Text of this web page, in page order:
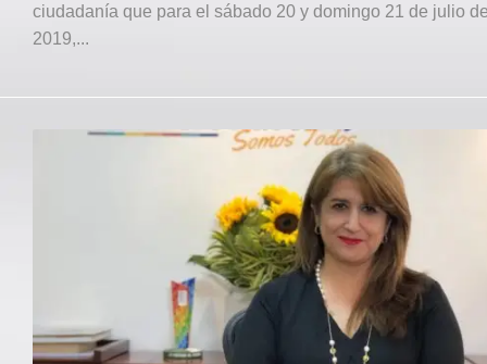
ciudadanía que para el sábado 20 y domingo 21 de julio
2019,...